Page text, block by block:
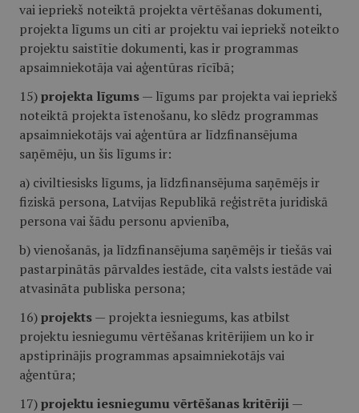
vai iepriekš noteiktā projekta vērtēšanas dokumenti,
projekta līgums un citi ar projektu vai iepriekš noteikto
projektu saistītie dokumenti, kas ir programmas
apsaimniekotāja vai aģentūras rīcībā;
15)projekta līgums— līgums par projekta vai iepriekš
noteiktā projekta īstenošanu, ko slēdz programmas
apsaimniekotājs vai aģentūra ar līdzfinansējuma
saņēmēju, un šis līgums ir:
a) civiltiesisks līgums, ja līdzfinansējuma saņēmējs ir
fiziskā persona, Latvijas Republikā reģistrēta juridiskā
persona vai šādu personu apvienība,
b) vienošanās, ja līdzfinansējuma saņēmējs ir tiešās vai
pastarpinātās pārvaldes iestāde, cita valsts iestāde vai
atvasināta publiska persona;
16)projekts— projekta iesniegums, kas atbilst
projektu iesniegumu vērtēšanas kritērijiem un ko ir
apstiprinājis programmas apsaimniekotājs vai
aģentūra;
17)projektu iesniegumu vērtēšanas kritēriji—